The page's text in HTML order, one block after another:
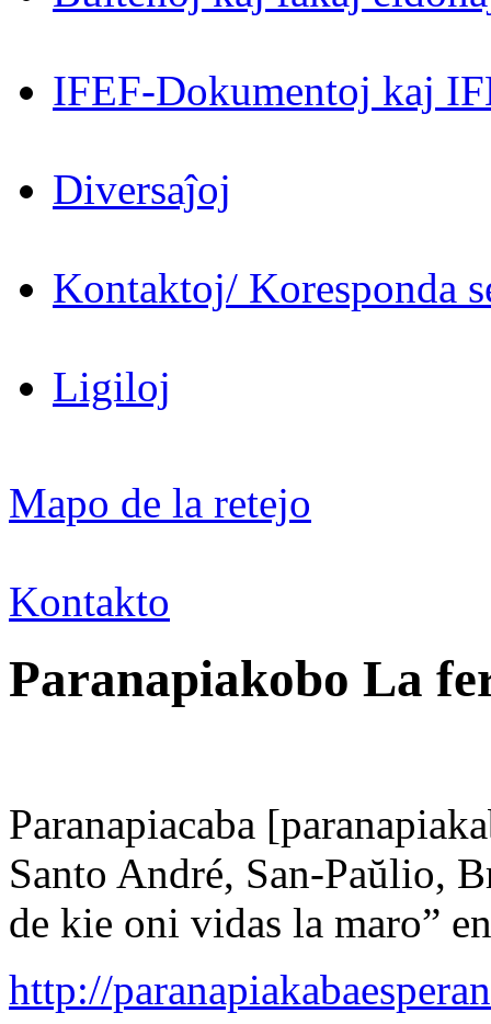
IFEF-Dokumentoj kaj
Diversaĵoj
Kontaktoj/ Koresponda
Ligiloj
Mapo de la retejo
Kontakto
Paranapiakobo La
Paranapiacaba
Santo André, San-Paŭlio,
de kie oni vidas la maro”
http://